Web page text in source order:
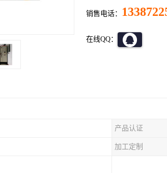
销售电话：
在线QQ：
产品认证
加工定制